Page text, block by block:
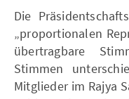
Die
„proportionalen
übertragbare
Stimmen
Mitglieder im Rajya